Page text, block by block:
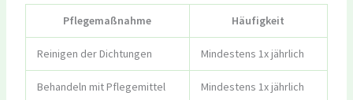
Pflegemaßnahme Häufigkeit
Reinigen der Dichtungen Mindestens 1x jährlich
Behandeln mit Pflegemittel Mindestens 1x jährlich